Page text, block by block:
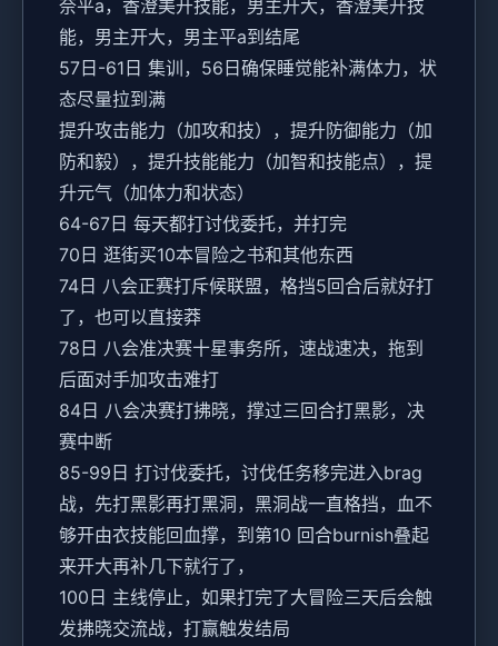
奈平a，香澄美开技能，男主开大，香澄美开技
能，男主开大，男主平a到结尾
57日-61日 集训，56日确保睡觉能补满体力，状
态尽量拉到满
提升攻击能力（加攻和技），提升防御能力（加
防和毅），提升技能能力（加智和技能点），提
升元气（加体力和状态）
64-67日 每天都打讨伐委托，并打完
70日 逛街买10本冒险之书和其他东西
74日 八会正赛打斥候联盟，格挡5回合后就好打
了，也可以直接莽
78日 八会准决赛十星事务所，速战速决，拖到
后面对手加攻击难打
84日 八会决赛打拂晓，撑过三回合打黑影，决
赛中断
85-99日 打讨伐委托，讨伐任务移完进入brag
战，先打黑影再打黑洞，黑洞战一直格挡，血不
够开由衣技能回血撑，到第10 回合burnish叠起
来开大再补几下就行了，
100日 主线停止，如果打完了大冒险三天后会触
发拂晓交流战，打赢触发结局